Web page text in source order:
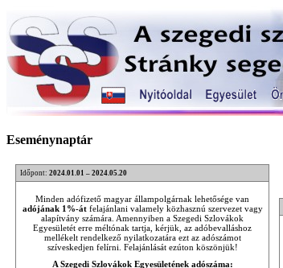
Eseménynaptár
Időpont: 2024.01.01 – 2024.05.20
Minden adófizető magyar állampolgárnak lehetősége van
adójának 1%-átfelajánlani valamely közhasznú szervezet vagy
alapítvány számára. Amennyiben a Szegedi Szlovákok
Egyesületét erre méltónak tartja, kérjük, az adóbevalláshoz
mellékelt rendelkező nyilatkozatára ezt az adószámot
szíveskedjen felírni. Felajánlását ezúton köszönjük!
A Szegedi Szlovákok Egyesületének adószáma: